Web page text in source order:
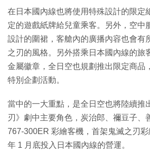
在日本國內線也將使用特殊設計的限定
定的遊戲紙牌給兒童乘客。另外，空中
設計的圍裙，客艙內的廣播內容也會有
之刃的風格。另外搭乘日本國內線的旅
金屬徽章，全日空也規劃推出限定商品
特別企劃活動。
當中的一大重點，是全日空也將陸續推
刃》劇中主要角色，炭治郎、禰豆子、
767-300ER 彩繪客機，首架鬼滅之刃
年 1 月底投入日本國內線的營運。